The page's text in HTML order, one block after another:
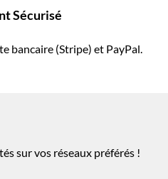
Sécurisé
bancaire (Stripe) et PayPal.
sur vos réseaux préférés !